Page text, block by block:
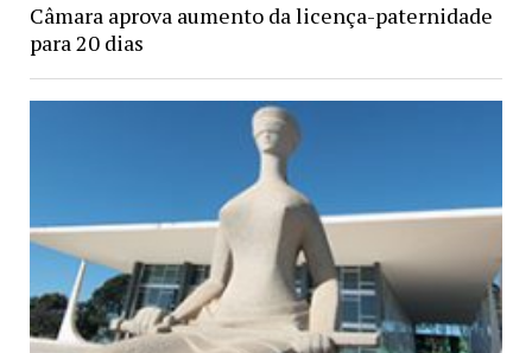
Câmara aprova aumento da licença-paternidade
para 20 dias